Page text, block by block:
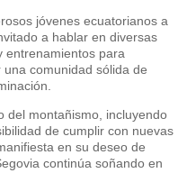
jóvenes ecuatorianos a
a hablar en diversas
entrenamientos para
comunidad sólida de
del montañismo, incluyendo
de cumplir con nuevas
en su deseo de
continúa soñando en